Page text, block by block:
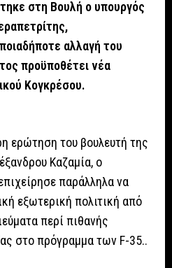
στη Βουλή ο υπουργός
αλλαγή του
προϋποθέτει νέα
Κογκρέσου.
ερώτηση του βουλευτή της
Καζαμία, ο
παράλληλα να
εξωτερική πολιτική από
περί πιθανής
στο πρόγραμμα των F-35..